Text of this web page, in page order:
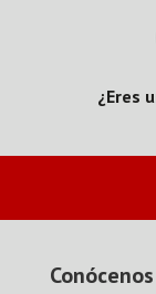
¿Eres
Conócenos